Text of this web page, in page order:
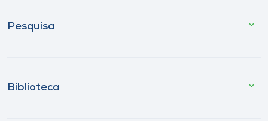
Pesquisa
Biblioteca